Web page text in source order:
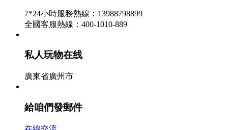
4月12日正午，濟南市民王先生在省會曆山路一家包子鋪
- 私人玩物在线資訊
2026-07-05
7*24小時服務熱線：13988798899
全國客服熱線：400-1010-889
私人玩物在线
廣東省廣州市
給咱們發郵件